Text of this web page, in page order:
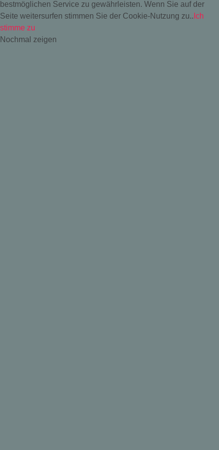
bestmöglichen Service zu gewährleisten. Wenn Sie auf der
Seite weitersurfen stimmen Sie der Cookie-Nutzung zu.. Ich
stimme zu
Nochmal zeigen